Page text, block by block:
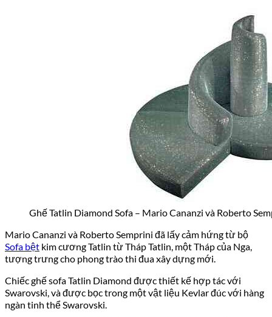
Ghế Tatlin Diamond Sofa – Mario Cananzi và Roberto
Mario Cananzi và Roberto Semprini đã lấy cảm hứng từ bộ
Sofa bệt kim cương Tatlin từ Tháp Tatlin, một Tháp của Nga,
tượng trưng cho phong trào thi đua xây dựng mới.
Chiếc ghế sofa Tatlin Diamond được thiết kế hợp tác với
Swarovski, và được bọc trong một vật liệu Kevlar đúc với hàng
ngàn tinh thể Swarovski.